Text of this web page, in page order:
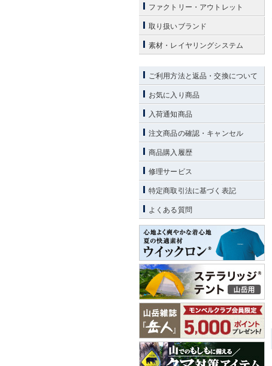
ファクトリー・アウトレット
取り扱いブランド
素材・レイヤリングシステム
ご利用方法と返品・交換について
お気に入り商品
入荷通知商品
注文商品の確認・キャンセル
商品購入履歴
修理サービス
特定商取引法に基づく表記
よくある質問